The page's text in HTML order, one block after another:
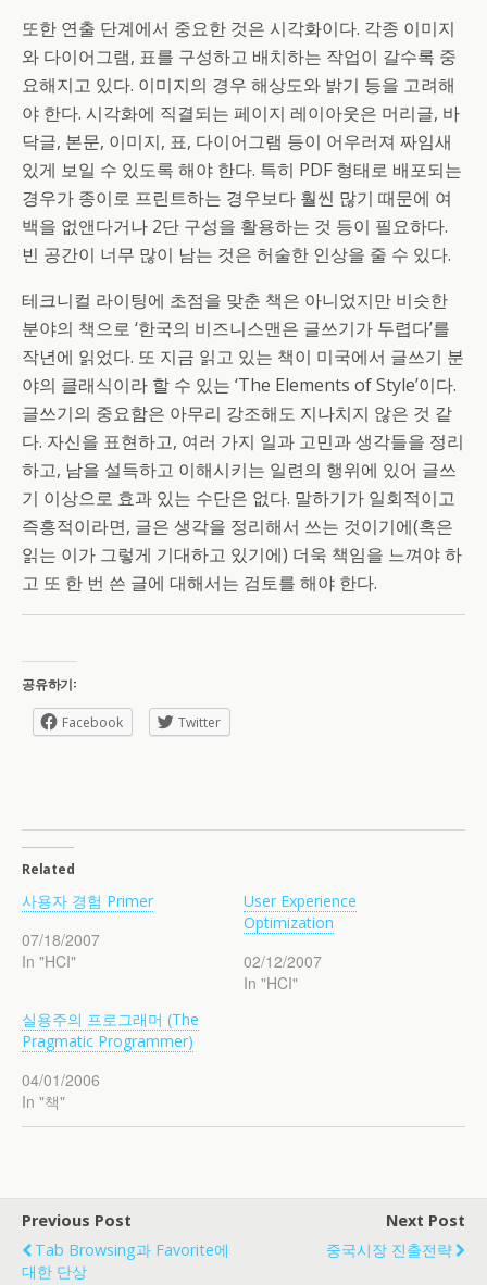
또한 연출 단계에서 중요한 것은 시각화이다. 각종 이미지
와 다이어그램, 표를 구성하고 배치하는 작업이 갈수록 중
요해지고 있다. 이미지의 경우 해상도와 밝기 등을 고려해
야 한다. 시각화에 직결되는 페이지 레이아웃은 머리글, 바
닥글, 본문, 이미지, 표, 다이어그램 등이 어우러져 짜임새
있게 보일 수 있도록 해야 한다. 특히 PDF 형태로 배포되는
경우가 종이로 프린트하는 경우보다 훨씬 많기 때문에 여
백을 없앤다거나 2단 구성을 활용하는 것 등이 필요하다.
빈 공간이 너무 많이 남는 것은 허술한 인상을 줄 수 있다.
테크니컬 라이팅에 초점을 맞춘 책은 아니었지만 비슷한
분야의 책으로 ‘한국의 비즈니스맨은 글쓰기가 두렵다’를
작년에 읽었다. 또 지금 읽고 있는 책이 미국에서 글쓰기 분
야의 클래식이라 할 수 있는 ‘The Elements of Style’이다.
글쓰기의 중요함은 아무리 강조해도 지나치지 않은 것 같
다. 자신을 표현하고, 여러 가지 일과 고민과 생각들을 정리
하고, 남을 설득하고 이해시키는 일련의 행위에 있어 글쓰
기 이상으로 효과 있는 수단은 없다. 말하기가 일회적이고
즉흥적이라면, 글은 생각을 정리해서 쓰는 것이기에(혹은
읽는 이가 그렇게 기대하고 있기에) 더욱 책임을 느껴야 하
고 또 한 번 쓴 글에 대해서는 검토를 해야 한다.
공유하기:
Facebook Twitter
Related
사용자 경험 Primer
07/18/2007
In "HCI"
User Experience
Optimization
02/12/2007
In "HCI"
실용주의 프로그래머 (The
Pragmatic Programmer)
04/01/2006
In "책"
Previous Post
Tab Browsing과 Favorite에
대한 단상
Next Post
중국시장 진출전략